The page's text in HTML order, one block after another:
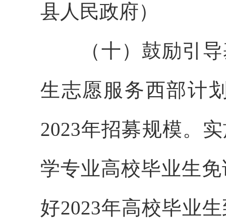
县人民政府）
（十）鼓励引导
生志愿服务西部计
2023年招募规模。
学专业高校毕业生
好2023年高校毕业